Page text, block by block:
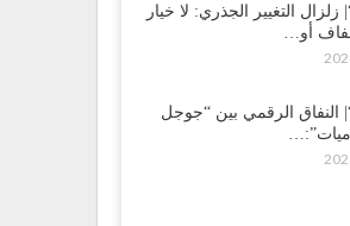
زلزال التغيير الجذري: لا خيار
أو…
النفاق الرقمي بين “جوجل